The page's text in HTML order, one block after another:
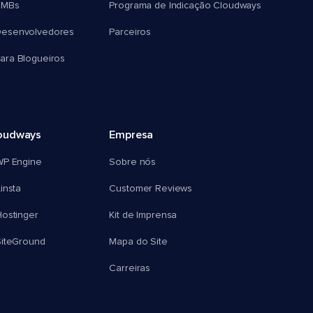
Blogueiros
Programa de Indicação Cloudways
Parceiros
Engine
Empresa
Sobre nós
Customer Reviews
Kit de Imprensa
Mapa do Site
Carreiras